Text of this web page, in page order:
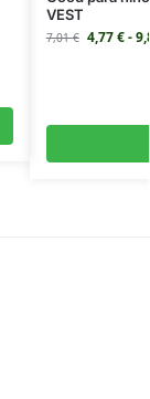
VEST
7,01€ 4,77€-